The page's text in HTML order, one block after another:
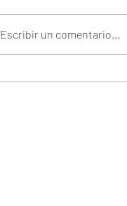
Escribir un comentario...